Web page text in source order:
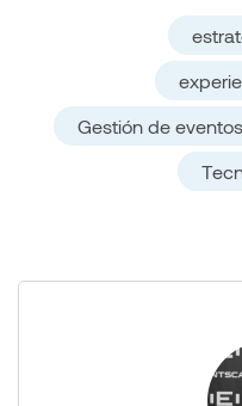
Gestión de eventos